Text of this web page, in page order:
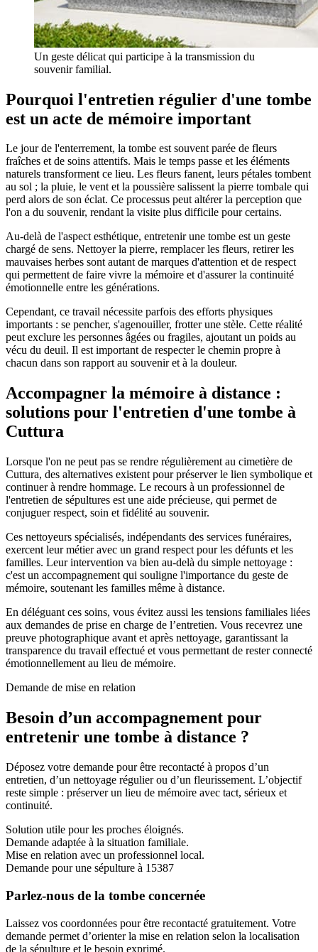
Un geste délicat qui participe à la transmission du
souvenir familial.
Pourquoi l'entretien régulier d'une tombe
est un acte de mémoire important
Le jour de l'enterrement, la tombe est souvent parée de fleurs
fraîches et de soins attentifs. Mais le temps passe et les éléments
naturels transforment ce lieu. Les fleurs fanent, leurs pétales tombent
au sol ; la pluie, le vent et la poussière salissent la pierre tombale qui
perd alors de son éclat. Ce processus peut altérer la perception que
l'on a du souvenir, rendant la visite plus difficile pour certains.
Au-delà de l'aspect esthétique, entretenir une tombe est un geste
chargé de sens. Nettoyer la pierre, remplacer les fleurs, retirer les
mauvaises herbes sont autant de marques d'attention et de respect
qui permettent de faire vivre la mémoire et d'assurer la continuité
émotionnelle entre les générations.
Cependant, ce travail nécessite parfois des efforts physiques
importants : se pencher, s'agenouiller, frotter une stèle. Cette réalité
peut exclure les personnes âgées ou fragiles, ajoutant un poids au
vécu du deuil. Il est important de respecter le chemin propre à
chacun dans son rapport au souvenir et à la douleur.
Accompagner la mémoire à distance :
solutions pour l'entretien d'une tombe à
Cuttura
Lorsque l'on ne peut pas se rendre régulièrement au cimetière de
Cuttura, des alternatives existent pour préserver le lien symbolique et
continuer à rendre hommage. Le recours à un professionnel de
l'entretien de sépultures est une aide précieuse, qui permet de
conjuguer respect, soin et fidélité au souvenir.
Ces nettoyeurs spécialisés, indépendants des services funéraires,
exercent leur métier avec un grand respect pour les défunts et les
familles. Leur intervention va bien au-delà du simple nettoyage :
c'est un accompagnement qui souligne l'importance du geste de
mémoire, soutenant les familles même à distance.
En déléguant ces soins, vous évitez aussi les tensions familiales liées
aux demandes de prise en charge de l’entretien. Vous recevrez une
preuve photographique avant et après nettoyage, garantissant la
transparence du travail effectué et vous permettant de rester connecté
émotionnellement au lieu de mémoire.
Demande de mise en relation
Besoin d’un accompagnement pour
entretenir une tombe à distance ?
Déposez votre demande pour être recontacté à propos d’un
entretien, d’un nettoyage régulier ou d’un fleurissement. L’objectif
reste simple : préserver un lieu de mémoire avec tact, sérieux et
continuité.
Solution utile pour les proches éloignés.
Demande adaptée à la situation familiale.
Mise en relation avec un professionnel local.
Demande pour une sépulture à 15387
Parlez-nous de la tombe concernée
Laissez vos coordonnées pour être recontacté gratuitement. Votre
demande permet d’orienter la mise en relation selon la localisation
de la sépulture et le besoin exprimé.